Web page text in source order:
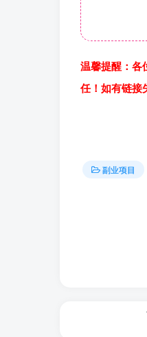
温馨提醒：各
任！如有链接
副业项目